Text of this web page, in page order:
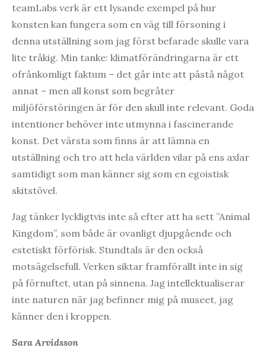
teamLabs verk är ett lysande exempel på hur
konsten kan fungera som en väg till försoning i
denna utställning som jag först befarade skulle vara
lite tråkig. Min tanke: klimatförändringarna är ett
ofrånkomligt faktum – det går inte att påstå något
annat – men all konst som begråter
miljöförstöringen är för den skull inte relevant. Goda
intentioner behöver inte utmynna i fascinerande
konst. Det värsta som finns är att lämna en
utställning och tro att hela världen vilar på ens axlar
samtidigt som man känner sig som en egoistisk
skitstövel.
Jag tänker lyckligtvis inte så efter att ha sett ”Animal
Kingdom”, som både är ovanligt djupgående och
estetiskt förförisk. Stundtals är den också
motsägelsefull. Verken siktar framförallt inte in sig
på förnuftet, utan på sinnena. Jag intellektualiserar
inte naturen när jag befinner mig på museet, jag
känner den i kroppen.
Sara Arvidsson